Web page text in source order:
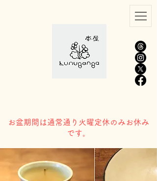
​お盆期間は通常通り火曜定休のみお休み
です。